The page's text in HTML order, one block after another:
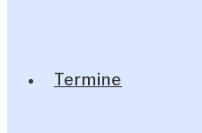
Termine